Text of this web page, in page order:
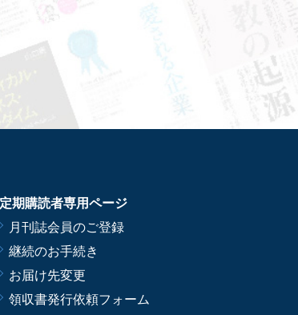
定期購読者専用ページ
月刊誌会員のご登録
継続のお手続き
お届け先変更
領収書発行依頼フォーム